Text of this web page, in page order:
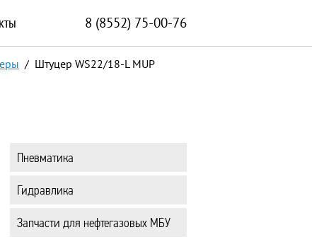
8 (8552) 75-00-76
/ Штуцер WS22/18-L MUP
Пневматика
Гидравлика
Запчасти для нефтегазовых МБУ